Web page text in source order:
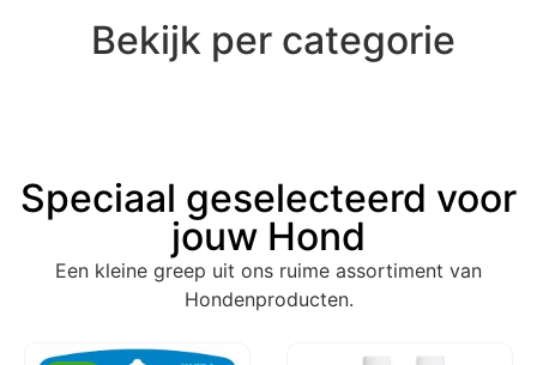
Bekijk per categorie
Speciaal geselecteerd voor
jouw Hond
Een kleine greep uit ons ruime assortiment van
Hondenproducten.